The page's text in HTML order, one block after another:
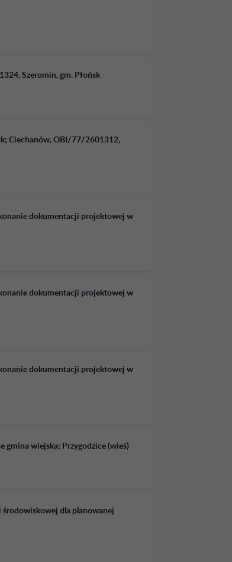
Szeromin, gm. Płońsk
Ciechanów, OBI/77/2601312,
dokumentacji projektowej w
dokumentacji projektowej w
dokumentacji projektowej w
gmina wiejska; Przygodzice (wieś)
dla planowanej